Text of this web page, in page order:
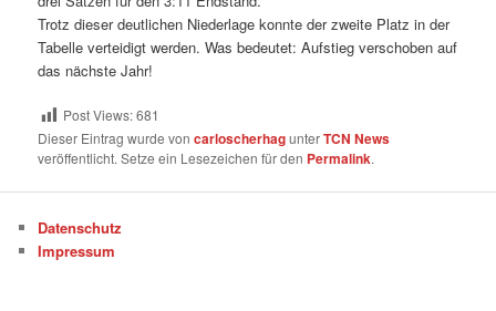
Trotz dieser deutlichen Niederlage konnte der zweite Platz in der
Tabelle verteidigt werden. Was bedeutet: Aufstieg verschoben auf
das nächste Jahr!
Post Views:681
Dieser Eintrag wurde voncarloscherhagunterTCN News
veröffentlicht. Setze ein Lesezeichen für den Permalink.
Datenschutz
Impressum